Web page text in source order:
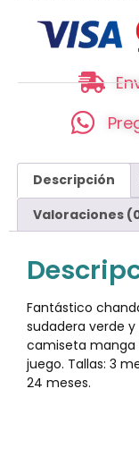
Descripción
Valoraciones
Fantástico
sudadera verde
camiseta manga
juego. Tallas: 3
24 meses.